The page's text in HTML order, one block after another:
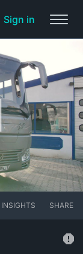
Sign in
INSIGHTS SHARE